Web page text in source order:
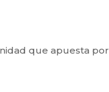
que apuesta por